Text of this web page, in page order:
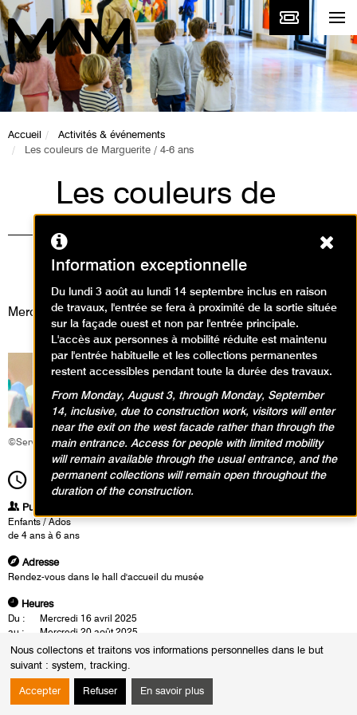
Nous collectons et traitons vos informations personnelles dans le but
suivant : system, tracking.
Accepter Refuser En savoir plus
Accueil
Activités & événements
Les couleurs de Marguerite / 4-6 ans
Les couleurs de
Marguerite / 4-6 ans
Animations / Atelier arts
Mercredi 7 mai 2025
©Service éducatif et culturel
14h30 Durée1h30
Publics
Enfants / Ados
de 4 ans à 6 ans
Adresse
Rendez-vous dans le hall d'accueil du musée
Heures
Du :
Mercredi 16 avril 2025
au :
Mercredi 20 août 2025
Le :
Mercredi 7 mai 2025 de 14h30 à 16h00
Mercredi 4 juin 2025 de 14h30 à 16h00
Samedi 10 mai 2025 de 11h00 à 12h30
Samedi 7 juin 2025 de 11h00 à 12h30
Information exceptionnelle
Du lundi 3 août au lundi 14 septembre inclus en raison
de travaux, l'entrée se fera à proximité de la sortie située
sur la façade ouest et non par l'entrée principale.
L'accès aux personnes à mobilité réduite est maintenu
par l'entrée habituelle et les collections permanentes
restent accessibles pendant toute la durée des travaux.
From Monday, August 3, through Monday, September
14, inclusive, due to construction work, visitors will enter
near the exit on the west facade rather than through the
main entrance. Access for people with limited mobility
will remain available through the usual entrance, and the
permanent collections will remain open throughout the
duration of the construction.